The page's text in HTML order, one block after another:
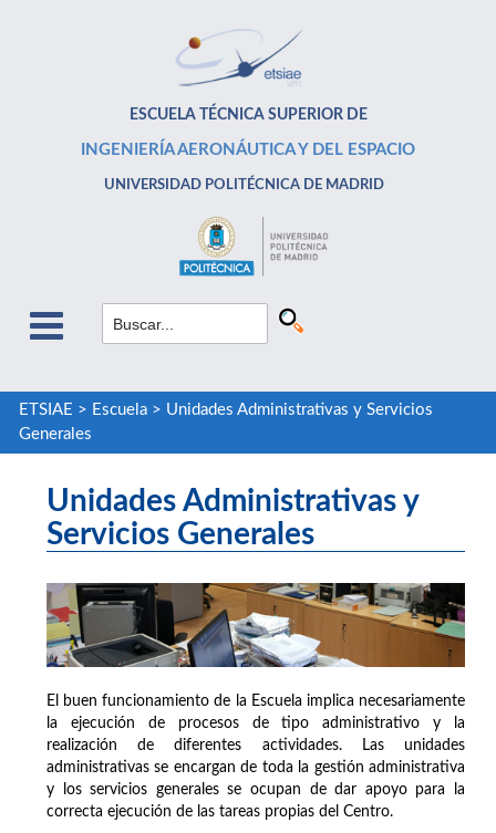
ESCUELA TÉCNICA SUPERIOR DE
INGENIERÍA AERONÁUTICA Y DEL ESPACIO
UNIVERSIDAD POLITÉCNICA DE MADRID
ETSIAE > Escuela> Unidades Administrativas y Servicios
Generales
Unidades Administrativas y
Servicios Generales
El buen funcionamiento de la Escuela implica necesariamente
la ejecución de procesos de tipo administrativo y la
realización de diferentes actividades. Las unidades
administrativas se encargan de toda la gestión administrativa
y los servicios generales se ocupan de dar apoyo para la
correcta ejecución de las tareas propias del Centro.